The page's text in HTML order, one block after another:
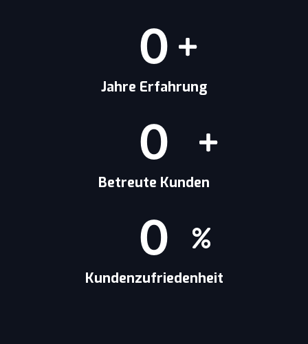
Jahre Erfahrung
0
Betreute Kunden
0
Kundenzufriedenheit
0